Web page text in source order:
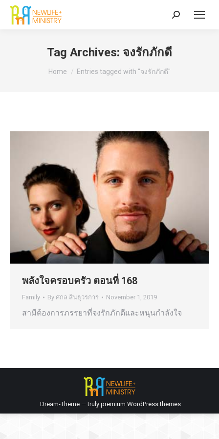
Search:
Tag Archives: จงรักภักดี
You are here:
Home Entries tagged with "จงรักภักดี"
พลังใจครอบครัว ตอนที่ 168
Family By ศกล สินธุวรการ November 1, 2019
สามีต้องการภรรยาที่จงรักภักดีและหนุนกำลังใจ
Dream-Theme — truly premium WordPress themes